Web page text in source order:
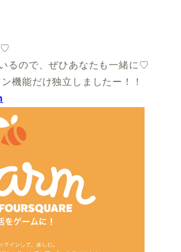
♡
るので、ぜひあなたも一緒に♡
機能だけ独立しましたー！！